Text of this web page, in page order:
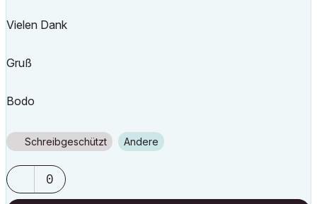
Vielen Dank
Gruß
Bodo
Schreibgeschützt Andere
0